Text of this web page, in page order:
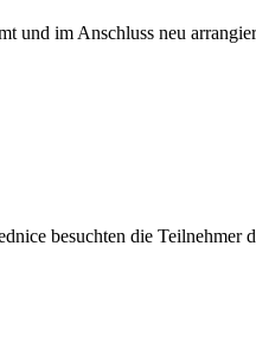
und im Anschluss neu
besuchten die Teilnehmer